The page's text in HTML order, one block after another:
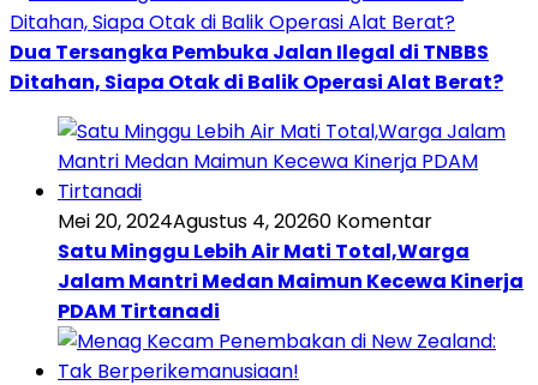
Dua Tersangka Pembuka Jalan Ilegal di TNBBS
Ditahan, Siapa Otak di Balik Operasi Alat Berat?
Mei 20, 2024Agustus 4, 20260 Komentar
Satu Minggu Lebih Air Mati Total,Warga
Jalam Mantri Medan Maimun Kecewa Kinerja
PDAM Tirtanadi